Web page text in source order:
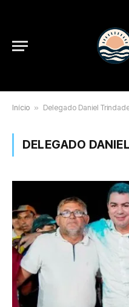
Início » Delegado Daniel
DELEGADO